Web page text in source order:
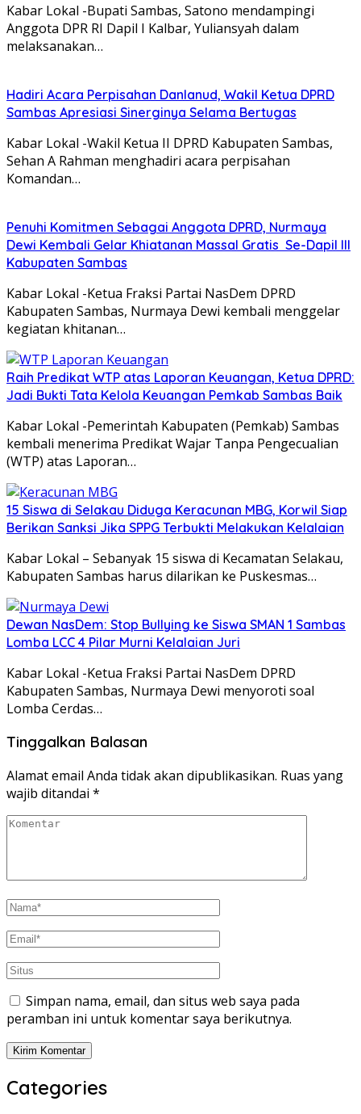
Kabar Lokal -Bupati Sambas, Satono mendampingi
Anggota DPR RI Dapil I Kalbar, Yuliansyah dalam
melaksanakan…
Hadiri Acara Perpisahan Danlanud, Wakil Ketua DPRD
Sambas Apresiasi Sinerginya Selama Bertugas
Kabar Lokal -Wakil Ketua II DPRD Kabupaten Sambas,
Sehan A Rahman menghadiri acara perpisahan
Komandan…
Penuhi Komitmen Sebagai Anggota DPRD, Nurmaya
Dewi Kembali Gelar Khiatanan Massal Gratis Se-Dapil III
Kabupaten Sambas
Kabar Lokal -Ketua Fraksi Partai NasDem DPRD
Kabupaten Sambas, Nurmaya Dewi kembali menggelar
kegiatan khitanan…
Raih Predikat WTP atas Laporan Keuangan, Ketua DPRD:
Jadi Bukti Tata Kelola Keuangan Pemkab Sambas Baik
Kabar Lokal -Pemerintah Kabupaten (Pemkab) Sambas
kembali menerima Predikat Wajar Tanpa Pengecualian
(WTP) atas Laporan…
15 Siswa di Selakau Diduga Keracunan MBG, Korwil Siap
Berikan Sanksi Jika SPPG Terbukti Melakukan Kelalaian
Kabar Lokal – Sebanyak 15 siswa di Kecamatan Selakau,
Kabupaten Sambas harus dilarikan ke Puskesmas…
Dewan NasDem: Stop Bullying ke Siswa SMAN 1 Sambas
Lomba LCC 4 Pilar Murni Kelalaian Juri
Kabar Lokal -Ketua Fraksi Partai NasDem DPRD
Kabupaten Sambas, Nurmaya Dewi menyoroti soal
Lomba Cerdas…
Tinggalkan Balasan
Alamat email Anda tidak akan dipublikasikan. Ruas yang
wajib ditandai *
Simpan nama, email, dan situs web saya pada
peramban ini untuk komentar saya berikutnya.
Categories